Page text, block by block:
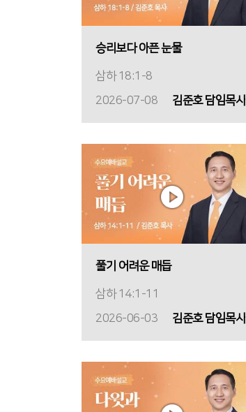
승리보다 아픈 눈물
삼하 18:1-8
2026-07-08
김준호 담임목사
풀기 어려운 매듭
삼하 14:1-11
2026-06-03
김준호 담임목사